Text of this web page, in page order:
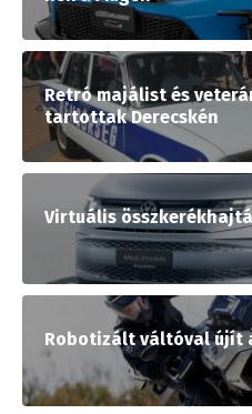
Retró majálist és
tartottak Derecskén
Virtuális
Robotizált váltóval újít